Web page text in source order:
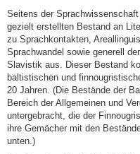
Seitens der
gezielt erstellten Bestand an
zu Sprachkontakten,
Sprachwandel sowie generell
Slavistik aus. Dieser Bestand
baltistischen und
20 Jahren. (Die Bestände der
Bereich der Allgemeinen und
untergebracht, die der
ihre Gemächer mit den
unten.)